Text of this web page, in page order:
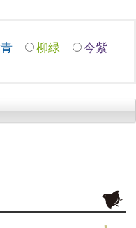
柳緑 今紫